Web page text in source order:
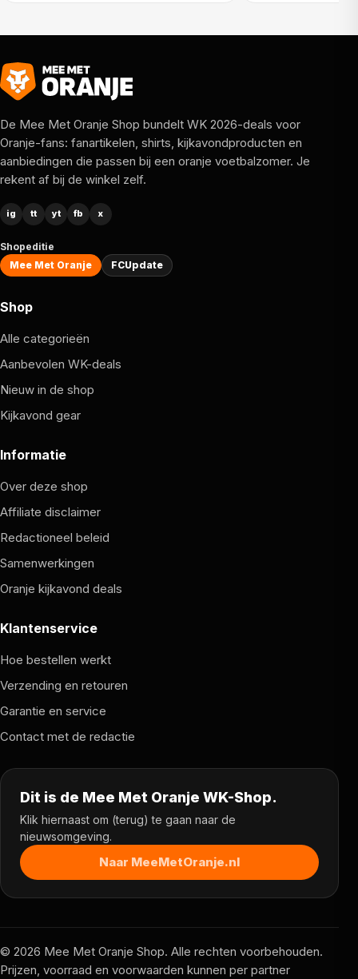
De Mee Met Oranje Shop bundelt WK 2026-deals voor
Oranje-fans: fanartikelen, shirts, kijkavondproducten en
aanbiedingen die passen bij een oranje voetbalzomer. Je
rekent af bij de winkel zelf.
ig tt yt fb x
Shopeditie
Mee Met Oranje
FCUpdate
Shop
Alle categorieën
Aanbevolen WK-deals
Nieuw in de shop
Kijkavond gear
Informatie
Over deze shop
Affiliate disclaimer
Redactioneel beleid
Samenwerkingen
Oranje kijkavond deals
Klantenservice
Hoe bestellen werkt
Verzending en retouren
Garantie en service
Contact met de redactie
Dit is de Mee Met Oranje WK-Shop.
Klik hiernaast om (terug) te gaan naar de
nieuwsomgeving.
Naar MeeMetOranje.nl
© 2026 Mee Met Oranje Shop. Alle rechten voorbehouden.
Prijzen, voorraad en voorwaarden kunnen per partner